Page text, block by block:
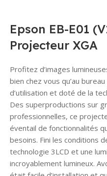
Epson EB-E01
Projecteur XGA
Profitez d’images
bien chez vous qu’au
d’utilisation et doté de la
Des superproductions sur
professionnelles, ce
éventail de fonctionnalités
besoins. Fini les conditions
technologie 3LCD et une
incroyablement lumineux.